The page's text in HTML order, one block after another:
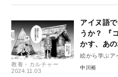
教養・カルチャー
2024.11.03
アイヌ語
うか？ 『
かす、あ
絵から学ぶア
中川裕